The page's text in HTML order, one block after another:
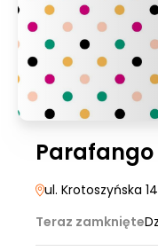
Parafango
ul. Krotoszyńska
Teraz zamknięte